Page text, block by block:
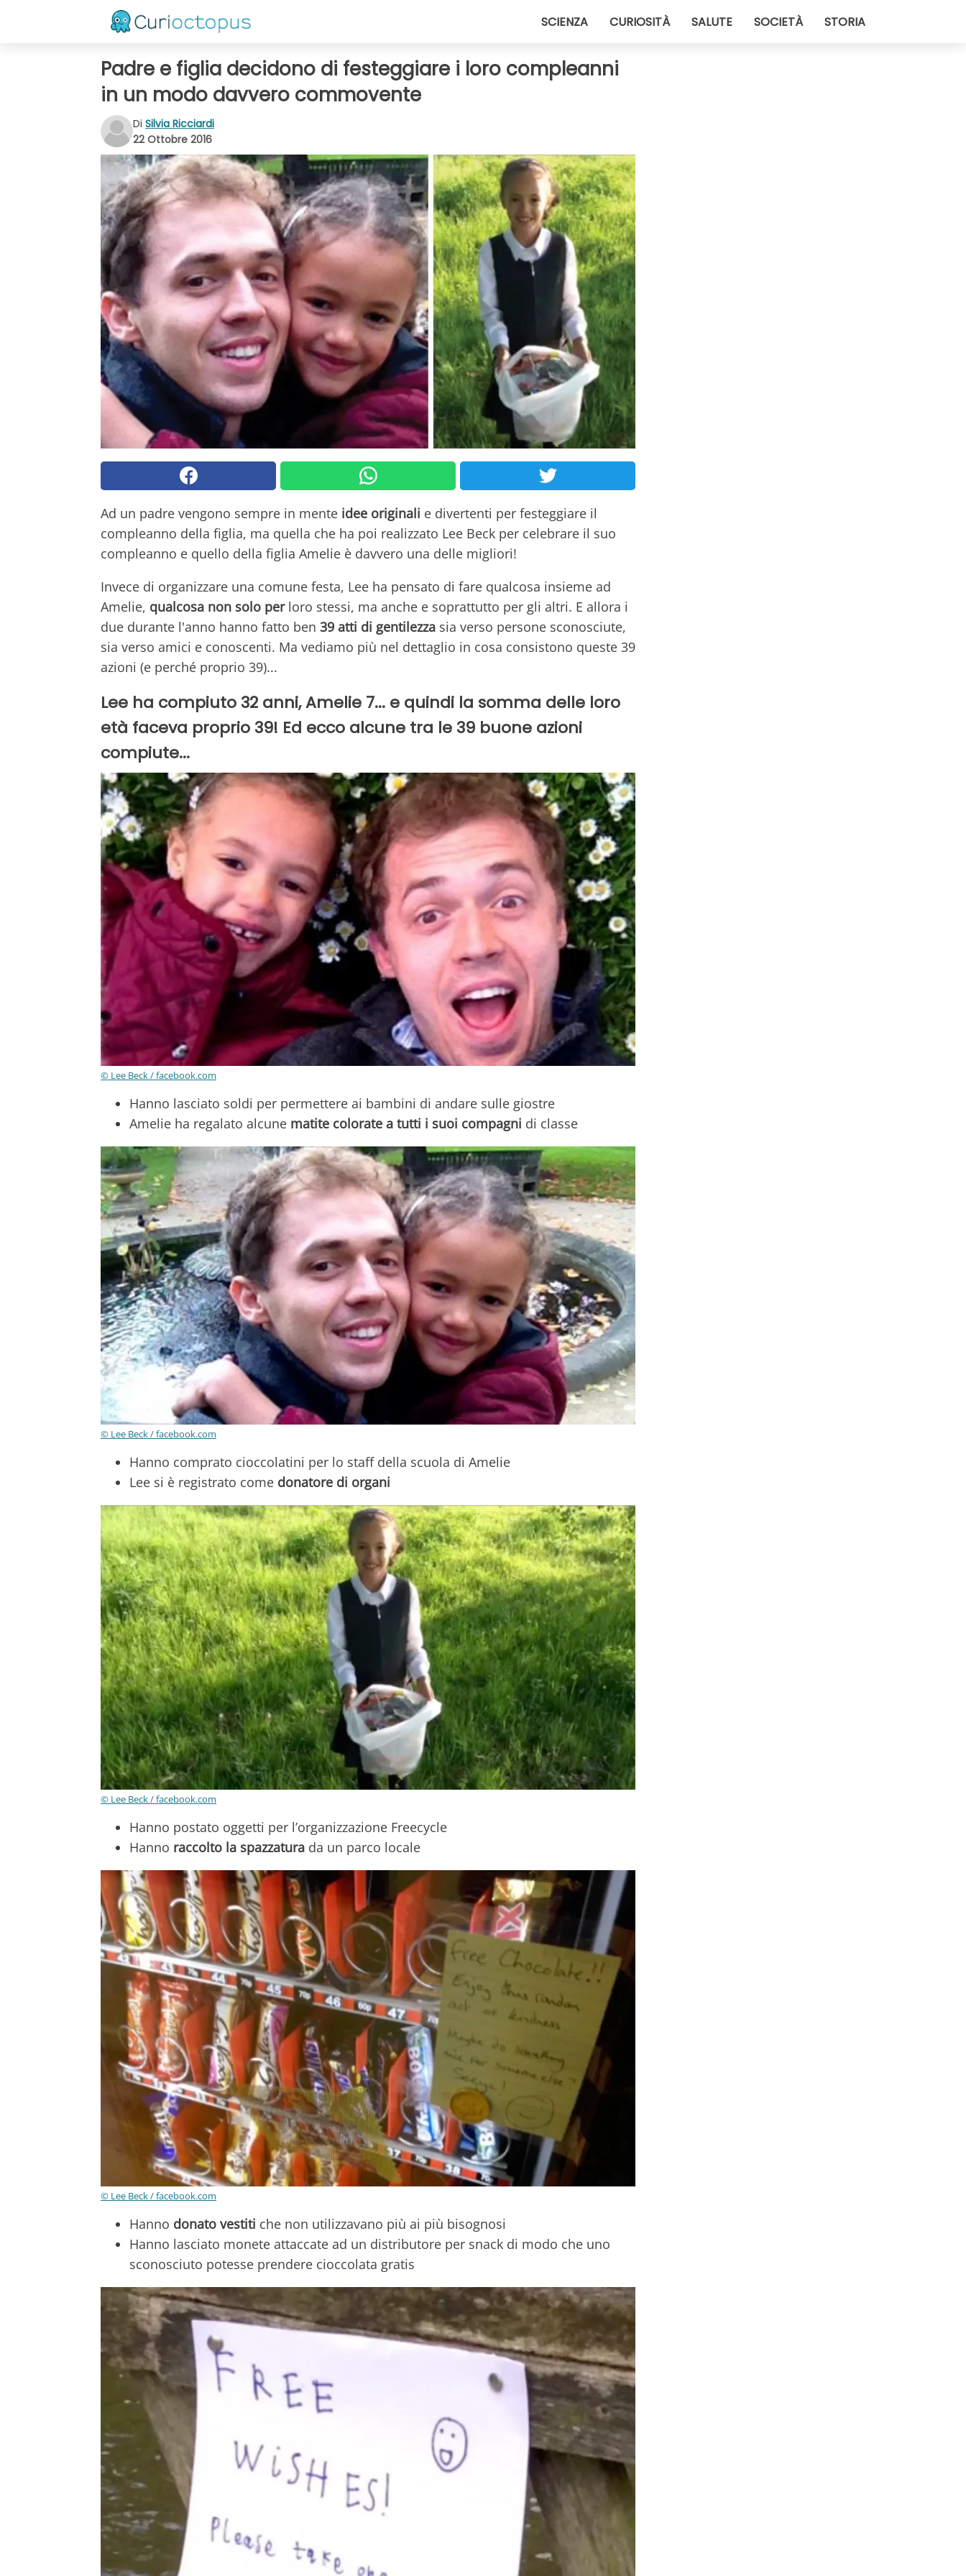
SCIENZA CURIOSITÀ SALUTE SOCIETÀ STORIA
Padre e figlia decidono di festeggiare i loro compleanni
in un modo davvero commovente
Di Silvia Ricciardi
22 Ottobre 2016
Ad un padre vengono sempre in mente idee originali e divertenti per festeggiare il
compleanno della figlia, ma quella che ha poi realizzato Lee Beck per celebrare il suo
compleanno e quello della figlia Amelie è davvero una delle migliori!
Invece di organizzare una comune festa, Lee ha pensato di fare qualcosa insieme ad
Amelie, qualcosa non solo perloro stessi, ma anche e soprattutto per gli altri. E allora i
due durante l'anno hanno fatto ben 39 atti di gentilezza sia verso persone sconosciute,
sia verso amici e conoscenti. Ma vediamo più nel dettaglio in cosa consistono queste 39
azioni (e perché proprio 39)...
Lee ha compiuto 32 anni, Amelie 7... e quindi la somma delle loro
età faceva proprio 39! Ed ecco alcune tra le 39 buone azioni
compiute...
© Lee Beck / facebook.com
Hanno lasciato soldi per permettere ai bambini di andare sulle giostre
Amelie ha regalato alcune matite colorate a tutti i suoi compagni di classe
© Lee Beck / facebook.com
Hanno comprato cioccolatini per lo staff della scuola di Amelie
Lee si è registrato come donatore di organi
© Lee Beck / facebook.com
Hanno postato oggetti per l’organizzazione Freecycle
Hanno raccolto la spazzatura da un parco locale
© Lee Beck / facebook.com
Hanno donato vestiti che non utilizzavano più ai più bisognosi
Hanno lasciato monete attaccate ad un distributore per snack di modo che uno
sconosciuto potesse prendere cioccolata gratis